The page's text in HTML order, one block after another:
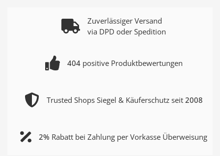
Zuverlässiger Versand
via DPD oder Spedition
404positive Produktbewertungen
Trusted Shops Siegel & Käuferschutz seit 2008
2% Rabatt bei Zahlung per Vorkasse Überweisung